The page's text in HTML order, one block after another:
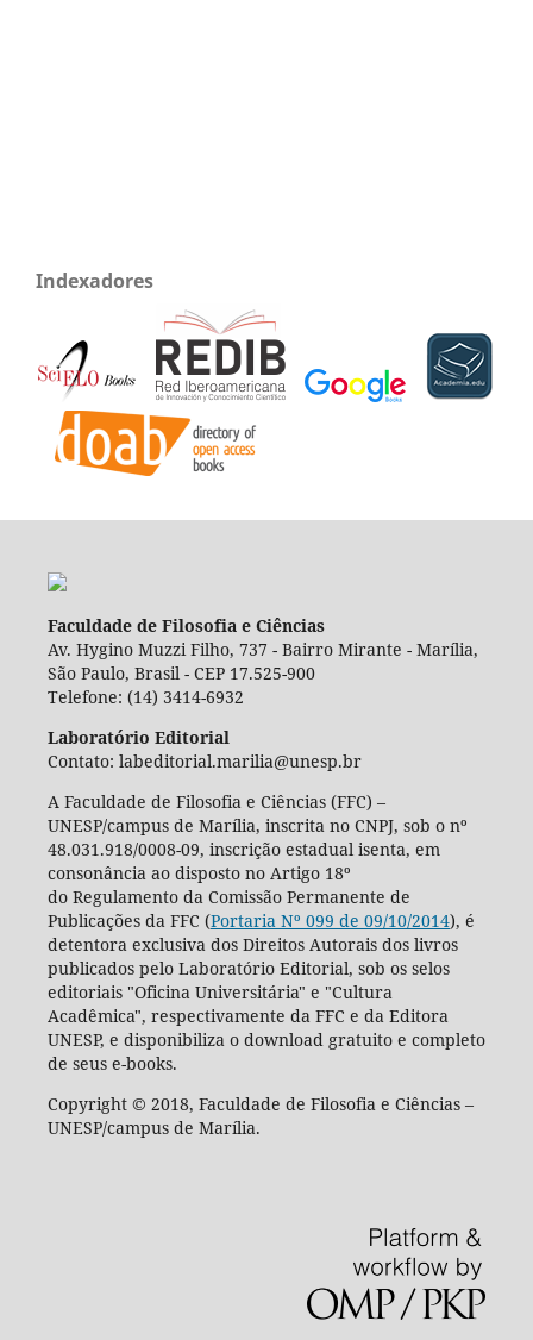
Indexadores
Faculdade de Filosofia e Ciências
Av. Hygino Muzzi Filho, 737 - Bairro Mirante - Marília,
São Paulo, Brasil - CEP 17.525-900
Telefone: (14) 3414-6932
Laboratório Editorial
Contato: labeditorial.marilia@unesp.br
A Faculdade de Filosofia e Ciências (FFC) –
UNESP/campus de Marília, inscrita no CNPJ, sob o nº
48.031.918/0008-09, inscrição estadual isenta, em
consonância ao disposto no Artigo 18º
do Regulamento da Comissão Permanente de
Publicações da FFC (Portaria Nº 099 de 09/10/2014), é
detentora exclusiva dos Direitos Autorais dos livros
publicados pelo Laboratório Editorial, sob os selos
editoriais "Oficina Universitária" e "Cultura
Acadêmica", respectivamente da FFC e da Editora
UNESP, e disponibiliza o download gratuito e completo
de seus e-books.
Copyright © 2018, Faculdade de Filosofia e Ciências –
UNESP/campus de Marília.